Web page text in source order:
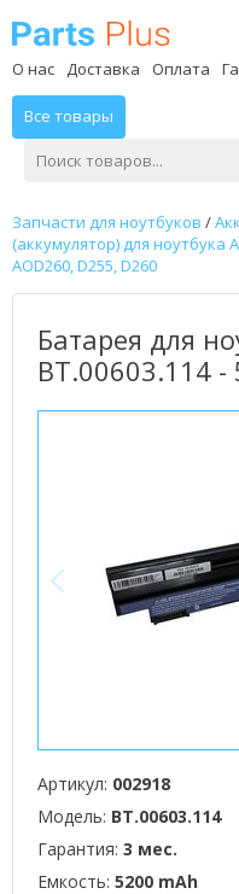
О нас Доставка Оплата
Все товары
Запчасти для ноутбуков /
(аккумулятор) для ноутбука
AOD260, D255, D260
Батарея для
BT.00603.114
Артикул: 002918
Модель: BT.00603.114
Гарантия: 3 мес.
Емкость: 5200 mAh